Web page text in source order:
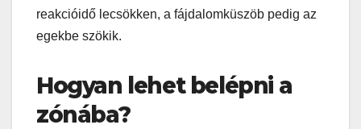
reakcióidő lecsökken, a fájdalomküszöb pedig az
egekbe szökik.
Hogyan lehet belépni a
zónába?